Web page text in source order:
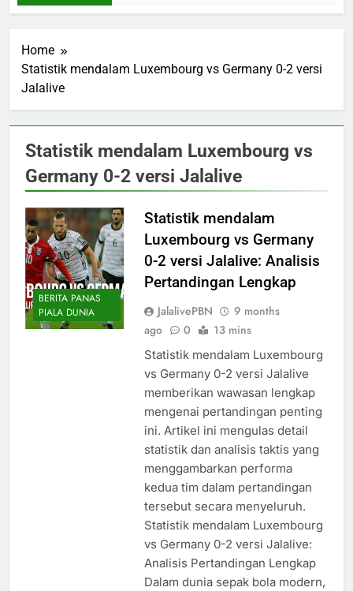
Home
Statistik mendalam Luxembourg vs Germany 0-2 versi
Jalalive
Statistik mendalam Luxembourg vs
Germany 0-2 versi Jalalive
BERITA PANAS
PIALA DUNIA
Statistik mendalam
Luxembourg vs Germany
0-2 versi Jalalive: Analisis
Pertandingan Lengkap
JalalivePBN
9 months
ago
0 13 mins
Statistik mendalam Luxembourg
vs Germany 0-2 versi Jalalive
memberikan wawasan lengkap
mengenai pertandingan penting
ini. Artikel ini mengulas detail
statistik dan analisis taktis yang
menggambarkan performa
kedua tim dalam pertandingan
tersebut secara menyeluruh.
Statistik mendalam Luxembourg
vs Germany 0-2 versi Jalalive:
Analisis Pertandingan Lengkap
Dalam dunia sepak bola modern,